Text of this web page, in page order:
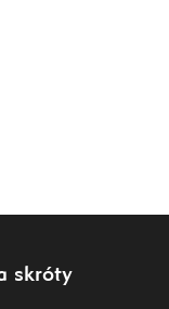
skróty